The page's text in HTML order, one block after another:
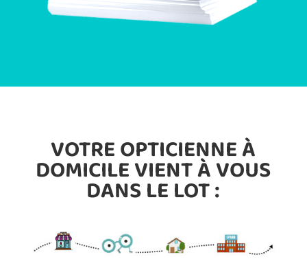
VOTRE OPTICIENNE À
DOMICILE VIENT À VOUS
DANS LE LOT :